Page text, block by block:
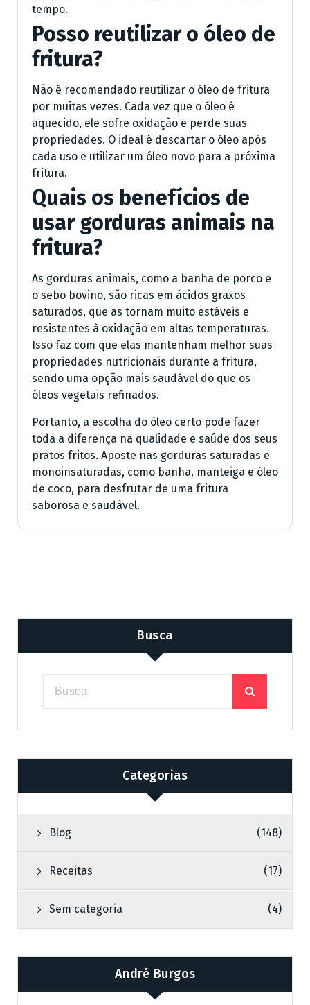
tempo.
Posso reutilizar o óleo de
fritura?
Não é recomendado reutilizar o óleo de fritura
por muitas vezes. Cada vez que o óleo é
aquecido, ele sofre oxidação e perde suas
propriedades. O ideal é descartar o óleo após
cada uso e utilizar um óleo novo para a próxima
fritura.
Quais os benefícios de
usar gorduras animais na
fritura?
As gorduras animais, como a banha de porco e
o sebo bovino, são ricas em ácidos graxos
saturados, que as tornam muito estáveis e
resistentes à oxidação em altas temperaturas.
Isso faz com que elas mantenham melhor suas
propriedades nutricionais durante a fritura,
sendo uma opção mais saudável do que os
óleos vegetais refinados.
Portanto, a escolha do óleo certo pode fazer
toda a diferença na qualidade e saúde dos seus
pratos fritos. Aposte nas gorduras saturadas e
monoinsaturadas, como banha, manteiga e óleo
de coco, para desfrutar de uma fritura
saborosa e saudável.
Busca
Categorias
Blog (148)
Receitas (17)
Sem categoria (4)
André Burgos